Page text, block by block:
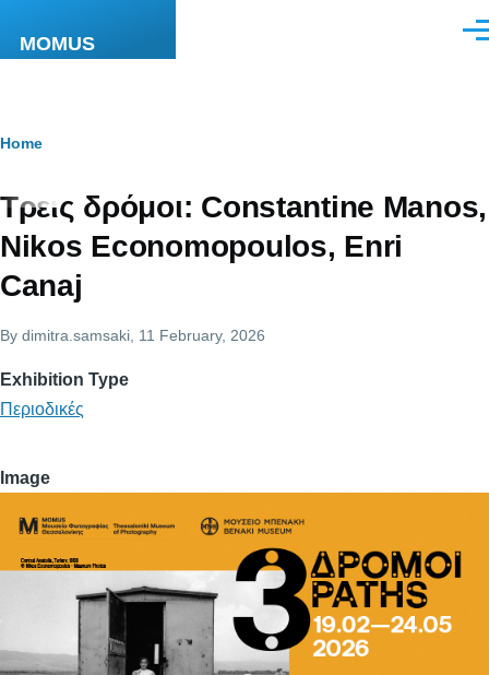
MOMUS
Breadcrumb
Home
Τρεις δρόμοι: Constantine Manos,
Nikos Economopoulos, Enri
Canaj
By dimitra.samsaki , 11 February, 2026
Exhibition Type
Περιοδικές
Image